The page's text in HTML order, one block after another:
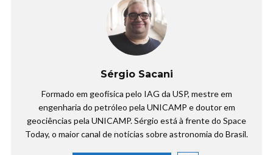
Sérgio Sacani
Formado em geofísica pelo IAG da USP, mestre em
engenharia do petróleo pela UNICAMP e doutor em
geociências pela UNICAMP. Sérgio está à frente do Space
Today, o maior canal de notícias sobre astronomia do Brasil.